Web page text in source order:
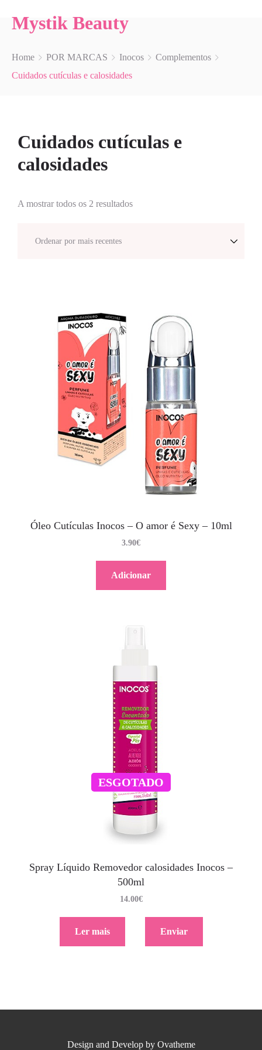
Mystik Beauty
Home POR MARCAS Inocos
Complementos
Cuidados cutículas e calosidades
Cuidados cutículas e
calosidades
A mostrar todos os 2 resultados
Óleo Cutículas Inocos – O amor é Sexy – 10ml
3.90€
Adicionar
ESGOTADO
Spray Líquido Removedor calosidades Inocos –
500ml
14.00€
Ler mais Enviar
Design and Develop by Ovatheme